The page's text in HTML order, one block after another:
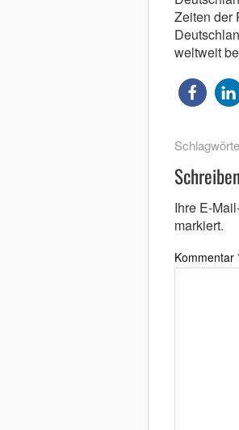
Zeiten der
weltweit
Ihre E-
markiert.
Kommentar